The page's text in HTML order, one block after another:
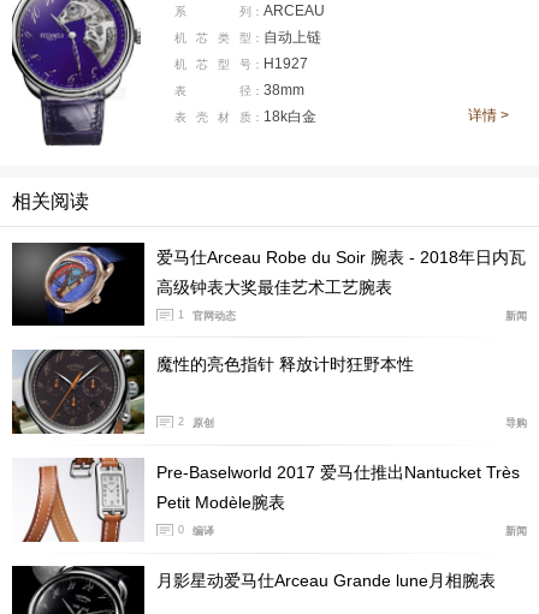
于2026年“钟表与奇迹”日内瓦钟表展期间发布的Arcea
u Samarcande镂空三问腕表，呼应爱马仕的马术起源，
让骏马驰骋于腕表之中。时间的滴答步伐在Saint-Louis水
晶工坊制作的水晶表盘背后轻轻鸣响，表盘上以镂空工艺
勾勒出一匹骏马的头像。通过这一镂空设计，呈现为爱马
仕独家定制的全新H1927镂空自动上链机械机芯。白金或
玫瑰金镶钻表壳中，内置具备三问报时功能的全新机芯，
能以清脆乐声鸣报时分。在骏马星眸的注视下，这枚腕表
仿佛在两个世界之间勾画出一条通道，让内外在此交融。
这如捉迷藏般的巧思为无穷想象留出空间。透过蓝宝石水
系 列： ARCEAU
机 芯 类 型： 自动上链
机 芯 型 号： H1927
表 径： 38mm
表 壳 材 质： 18k白金 详情 >
相关阅读
爱马仕Arceau Robe du Soir 腕表 - 2018年日内瓦
高级钟表大奖最佳艺术工艺腕表
1 官网动态 新闻
魔性的亮色指针 释放计时狂野本性
2 原创 导购
Pre-Baselworld 2017 爱马仕推出Nantucket Très
Petit Modèle腕表
0 编译 新闻
月影星动爱马仕Arceau Grande lune月相腕表